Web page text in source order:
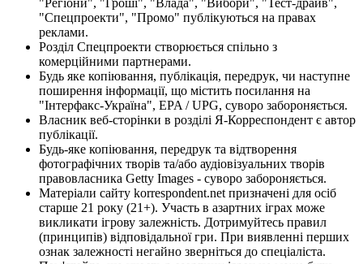
"Спецпроекти", "Промо" публікуються на правах
реклами.
Розділ Спецпроекти створюється спільно з
комерційними партнерами.
Будь яке копіювання, публікація, передрук, чи наступне
поширення інформації, що містить посилання на
"Інтерфакс-Україна", EPA / UPG, суворо забороняється.
Власник веб-сторінки в розділі Я-Корреспондент є автор
публікації.
Будь-яке копіювання, передрук та відтворення
фотографічних творів та/або аудіовізуальних творів
правовласника Getty Images - суворо забороняється.
Матеріали сайту korrespondent.net призначені для осіб
старше 21 року (21+). Участь в азартних іграх може
викликати ігрову залежність. Дотримуйтесь правил
(принципів) відповідальної гри. При виявленні перших
ознак залежності негайно зверніться до спеціаліста.